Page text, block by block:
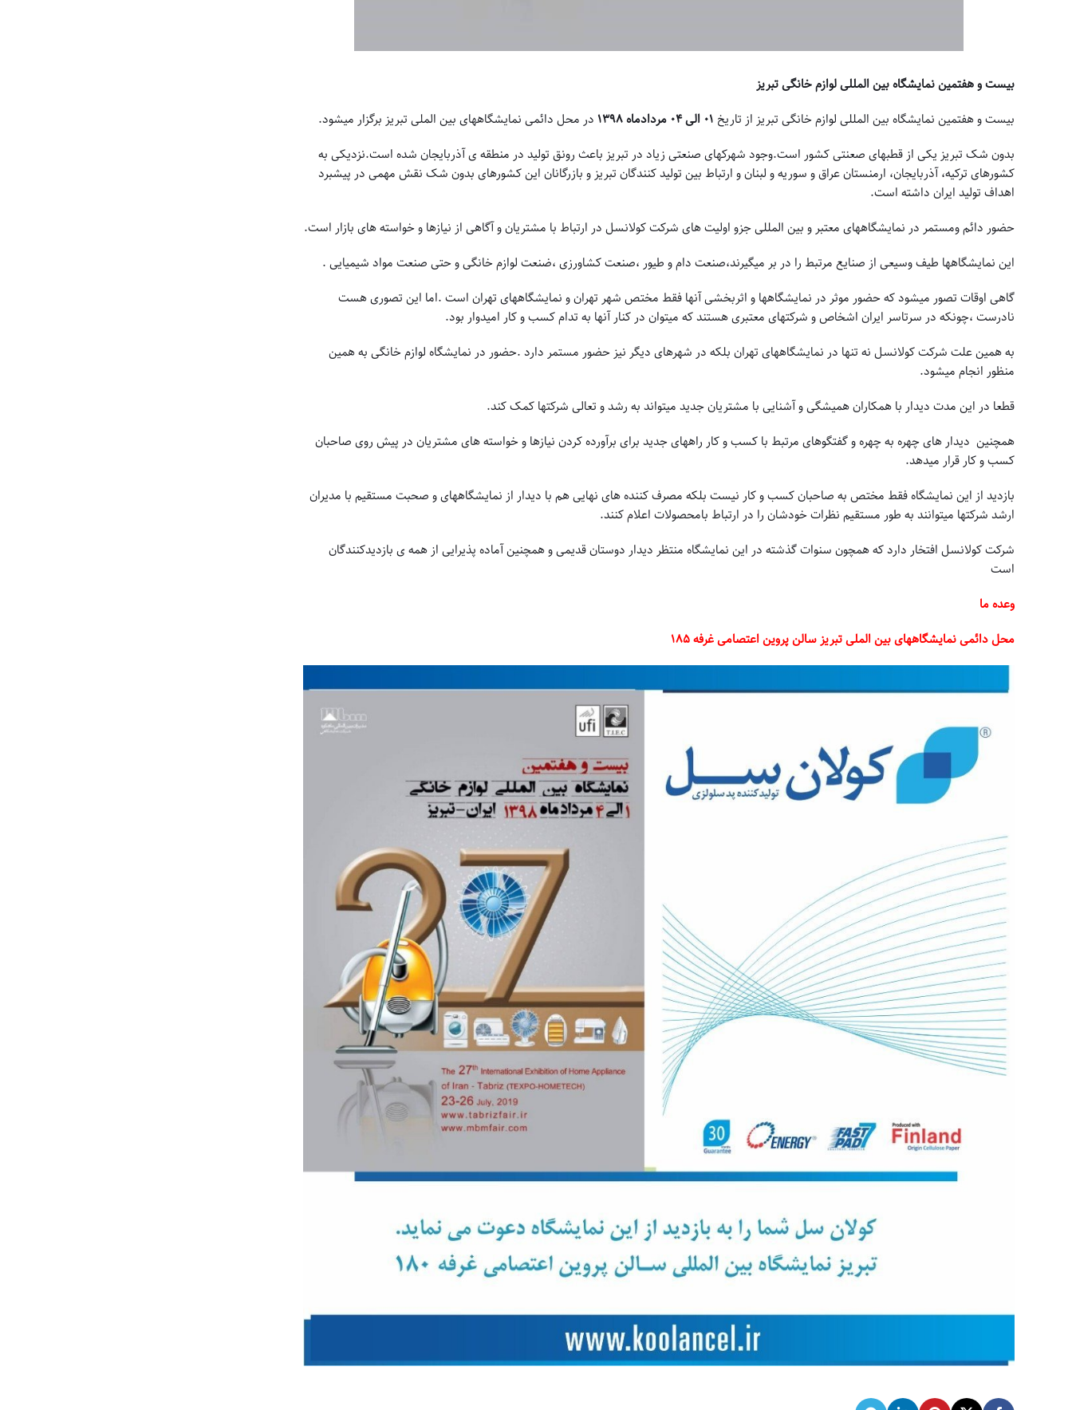
بیست و هفتمین نمایشگاه بین المللی لوازم خانگی تبریز
بیست و هفتمین نمایشگاه بین المللی لوازم خانگی تبریز از تاریخ ۰۱الی۰۴مردادماه ۱۳۹۸
در محل دائمی نمایشگاههای بین الملی تبریز برگزار میشود.
بدون شک تبریز یکی از قطبهای صعنتی کشور است.وجود شهرکهای صنعتی زیاد در تبریز باعث رونق تولید در منطقه ی آذربایجان شده است.نزدیکی به
کشورهای ترکیه، آذربایجان، ارمنستان عراق و سوریه و لبنان و ارتباط بین تولید کنندگان تبریز و بازرگانان این کشورهای بدون شک نقش مهمی در پیشبرد
اهداف تولید ایران داشته است.
حضور دائم ومستمر در نمایشگاههای معتبر و بین المللی جزو اولیت های شرکت کولانسل در ارتباط با مشتریان و آگاهی از نیازها و خواسته های بازار است.
این نمایشگاهها طیف وسیعی از صنایع مرتبط را در بر میگیرند،صنعت دام و طیور ،صنعت کشاورزی ،ضنعت لوازم خانگی و حتی صنعت مواد شیمیایی .
گاهی اوقات تصور میشود که حضور موثر در نمایشگاهها و اثربخشی آنها فقط مختص شهر تهران و نمایشگاههای تهران است .اما این تصوری هست
نادرست ،چونکه در سرتاسر ایران اشخاص و شرکتهای معتبری هستند که میتوان در کنار آنها به تدام کسب و کار امیدوار بود.
به همین علت شرکت کولانسل نه تنها در نمایشگاههای تهران بلکه در شهرهای دیگر نیز حضور مستمر دارد .حضور در نمایشگاه لوازم خانگی به همین
منظور انجام میشود.
قطعا در این مدت دیدار با همکاران همیشگی و آشنایی با مشتریان جدید میتواند به رشد و تعالی شرکتها کمک کند.
همچنین دیدار های چهره به چهره و گفتگوهای مرتبط با کسب و کار راههای جدید برای برآورده کردن نیازها و خواسته های مشتریان در پیش روی صاحبان
کسب و کار قرار میدهد.
بازدید از این نمایشگاه فقط مختص به صاحبان کسب و کار نیست بلکه مصرف کننده های نهایی هم با دیدار از نمایشگاههای و صحبت مستقیم با مدیران
ارشد شرکتها میتوانند به طور مستقیم نظرات خودشان را در ارتباط بامحصولات اعلام کنند.
شرکت کولانسل افتخار دارد که همچون سنوات گذشته در این نمایشگاه منتظر دیدار دوستان قدیمی و همچنین آماده پذیرایی از همه ی بازدیدکنندگان
است
وعده ما
محل دائمی نمایشگاههای بین الملی تبریز سالن پروین اعتصامی غرفه ۱۸۵